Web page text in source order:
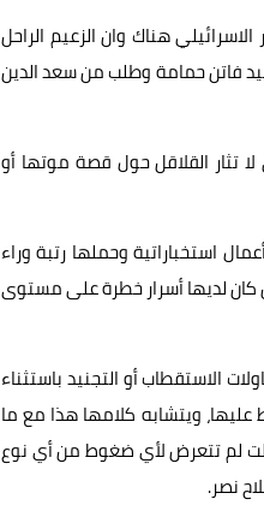
هناك وان الزعيم الراحل
فاتن حمامة وطلب من سعد الدين
تثار القلاقل حول قصة موتها أو
استخباراتية وحملها رتبة وراء
كان لديها أسرار خطرة على مستوى
الاستقطاب أو التجنيد باستثناء
ويتشابه كلامها هذا مع ما
لم تتعرض لأي ضغوط من أي نوع
نصر.